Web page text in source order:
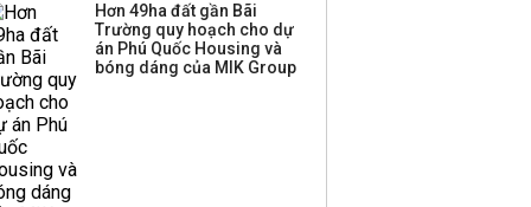
Hơn 49ha đất gần Bãi
Trường quy hoạch cho dự
án Phú Quốc Housing và
bóng dáng của MIK Group